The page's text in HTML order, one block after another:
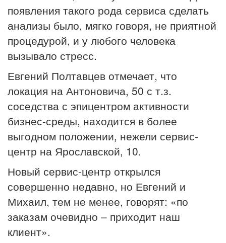
появления такого рода сервиса сделать
анализы было, мягко говоря, не приятной
процедурой, и у любого человека
вызывало стресс.
Евгений Полтавцев отмечает, что
локация на Антоновича, 50 с т.з.
соседства с эпицентром активности
бизнес-среды, находится в более
выгодном положении, нежели сервис-
центр на Ярославской, 10.
Новый сервис-центр открылся
совершенно недавно, но Евгений и
Михаил, тем не менее, говорят: «по
заказам очевидно – приходит наш
клиент».